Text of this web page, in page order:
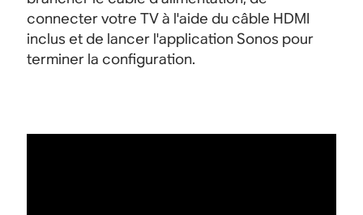
connecter votre TV à l'aide du câble HDMI
inclus et de lancer l'application Sonos pour
terminer la configuration.